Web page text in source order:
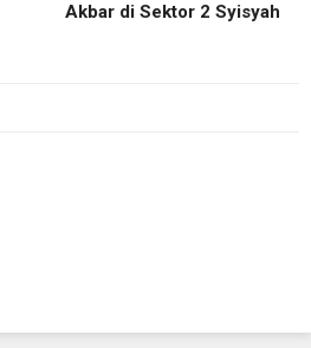
Akbar di Sektor 2 Syisyah